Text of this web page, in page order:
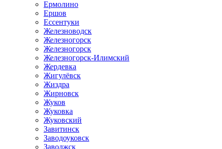
Ермолино
Ершов
Ессентуки
Железноводск
Железногорск
Железногорск
Железногорск-Илимский
Жердевка
Жигулёвск
Жиздра
Жирновск
Жуков
Жуковка
Жуковский
Завитинск
Заводоуковск
Заволжск